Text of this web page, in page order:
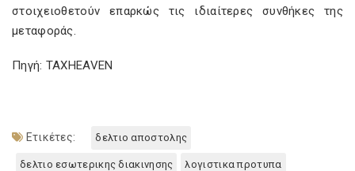
στοιχειοθετούν επαρκώς τις ιδιαίτερες συνθήκες της
μεταφοράς.
Πηγή: TAXHEAVEN
Ετικέτες: δελτιο αποστολης
δελτιο εσωτερικης διακινησης λογιστικα προτυπα